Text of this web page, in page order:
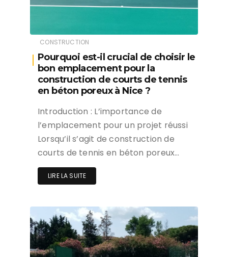
CONSTRUCTION
Pourquoi est-il crucial de choisir le
bon emplacement pour la
construction de courts de tennis
en béton poreux à Nice ?
Introduction : L’importance de
l’emplacement pour un projet réussi
Lorsqu’il s’agit de construction de
courts de tennis en béton poreux…
LIRE LA SUITE